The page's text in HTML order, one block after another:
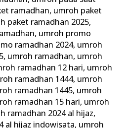
ramadhan, umroh paket
paket ramadhan 2025,
, umroh promo
ramadhan 2024, umroh
, umroh ramadhan, umroh
ramadhan 12 hari, umroh
ramadhan 1444, umroh
ramadhan 1445, umroh
ramadhan 15 hari, umroh
ramadhan 2024 al hijaz,
al hijaz indowisata, umroh